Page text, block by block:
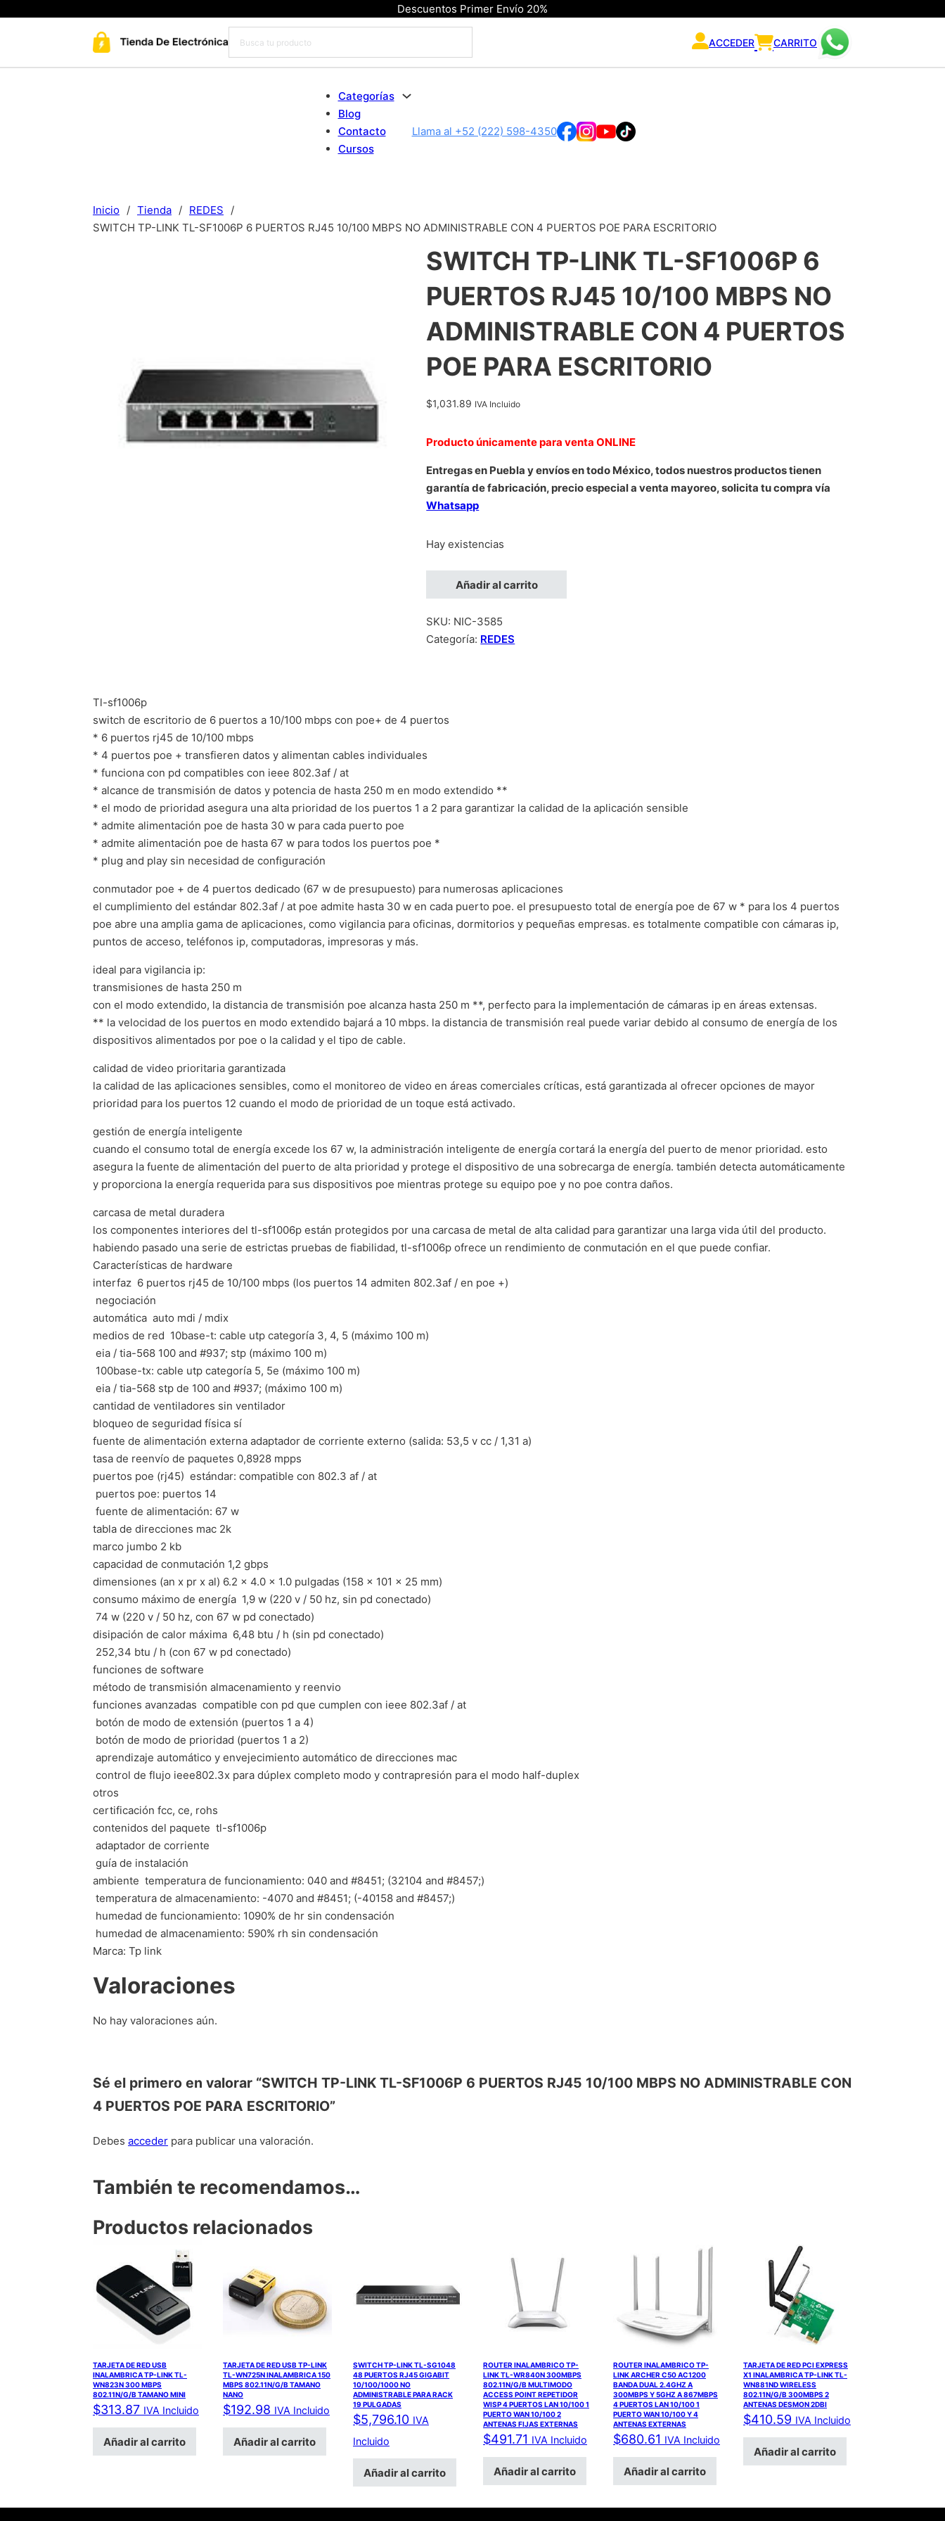
Descuentos Primer Envío 20%
ACCEDER CARRITO
Categorías
Blog
Contacto
Cursos
Llama al +52 (222) 598-4350
Inicio / Tienda / REDES
/
SWITCH TP-LINK TL-SF1006P 6 PUERTOS RJ45 10/100 MBPS NO ADMINISTRABLE CON 4 PUERTOS POE PARA ESCRITORIO
SWITCH TP-LINK TL-SF1006P 6
PUERTOS RJ45 10/100 MBPS NO
ADMINISTRABLE CON 4 PUERTOS
POE PARA ESCRITORIO
$1,031.89 IVA Incluido
Producto únicamente para venta ONLINE
Entregas en Puebla y envíos en todo México, todos nuestros productos tienen
garantía de fabricación, precio especial a venta mayoreo, solicita tu compra vía
Whatsapp
Hay existencias
SWITCH TP-LINK TL-SF1006P 6 PUERTOS RJ45 10/100 MBPS NO ADMINISTRABLE CON 4 PUERTOS
Añadir al carrito
SKU: NIC-3585
Categoría: REDES
Tl-sf1006p
switch de escritorio de 6 puertos a 10/100 mbps con poe+ de 4 puertos
* 6 puertos rj45 de 10/100 mbps
* 4 puertos poe + transfieren datos y alimentan cables individuales
* funciona con pd compatibles con ieee 802.3af / at
* alcance de transmisión de datos y potencia de hasta 250 m en modo extendido **
* el modo de prioridad asegura una alta prioridad de los puertos 1 a 2 para garantizar la calidad de la aplicación sensible
* admite alimentación poe de hasta 30 w para cada puerto poe
* admite alimentación poe de hasta 67 w para todos los puertos poe *
* plug and play sin necesidad de configuración
conmutador poe + de 4 puertos dedicado (67 w de presupuesto) para numerosas aplicaciones
el cumplimiento del estándar 802.3af / at poe admite hasta 30 w en cada puerto poe. el presupuesto total de energía poe de 67 w * para los 4 puertos
poe abre una amplia gama de aplicaciones, como vigilancia para oficinas, dormitorios y pequeñas empresas. es totalmente compatible con cámaras ip,
puntos de acceso, teléfonos ip, computadoras, impresoras y más.
ideal para vigilancia ip:
transmisiones de hasta 250 m
con el modo extendido, la distancia de transmisión poe alcanza hasta 250 m **, perfecto para la implementación de cámaras ip en áreas extensas.
** la velocidad de los puertos en modo extendido bajará a 10 mbps. la distancia de transmisión real puede variar debido al consumo de energía de los
dispositivos alimentados por poe o la calidad y el tipo de cable.
calidad de video prioritaria garantizada
la calidad de las aplicaciones sensibles, como el monitoreo de video en áreas comerciales críticas, está garantizada al ofrecer opciones de mayor
prioridad para los puertos 12 cuando el modo de prioridad de un toque está activado.
gestión de energía inteligente
cuando el consumo total de energía excede los 67 w, la administración inteligente de energía cortará la energía del puerto de menor prioridad. esto
asegura la fuente de alimentación del puerto de alta prioridad y protege el dispositivo de una sobrecarga de energía. también detecta automáticamente
y proporciona la energía requerida para sus dispositivos poe mientras protege su equipo poe y no poe contra daños.
carcasa de metal duradera
los componentes interiores del tl-sf1006p están protegidos por una carcasa de metal de alta calidad para garantizar una larga vida útil del producto.
habiendo pasado una serie de estrictas pruebas de fiabilidad, tl-sf1006p ofrece un rendimiento de conmutación en el que puede confiar.
Características de hardware
interfaz  6 puertos rj45 de 10/100 mbps (los puertos 14 admiten 802.3af / en poe +)
 negociación
automática  auto mdi / mdix
medios de red  10base-t: cable utp categoría 3, 4, 5 (máximo 100 m)
 eia / tia-568 100 and #937; stp (máximo 100 m)
 100base-tx: cable utp categoría 5, 5e (máximo 100 m)
 eia / tia-568 stp de 100 and #937; (máximo 100 m)
cantidad de ventiladores sin ventilador
bloqueo de seguridad física sí
fuente de alimentación externa adaptador de corriente externo (salida: 53,5 v cc / 1,31 a)
tasa de reenvío de paquetes 0,8928 mpps
puertos poe (rj45)  estándar: compatible con 802.3 af / at
 puertos poe: puertos 14
 fuente de alimentación: 67 w
tabla de direcciones mac 2k
marco jumbo 2 kb
capacidad de conmutación 1,2 gbps
dimensiones (an x pr x al) 6.2 x 4.0 x 1.0 pulgadas (158 x 101 x 25 mm)
consumo máximo de energía  1,9 w (220 v / 50 hz, sin pd conectado)
 74 w (220 v / 50 hz, con 67 w pd conectado)
disipación de calor máxima  6,48 btu / h (sin pd conectado)
 252,34 btu / h (con 67 w pd conectado)
funciones de software
método de transmisión almacenamiento y reenvio
funciones avanzadas  compatible con pd que cumplen con ieee 802.3af / at
 botón de modo de extensión (puertos 1 a 4)
 botón de modo de prioridad (puertos 1 a 2)
 aprendizaje automático y envejecimiento automático de direcciones mac
 control de flujo ieee802.3x para dúplex completo modo y contrapresión para el modo half-duplex
otros
certificación fcc, ce, rohs
contenidos del paquete  tl-sf1006p
 adaptador de corriente
 guía de instalación
ambiente  temperatura de funcionamiento: 040 and #8451; (32104 and #8457;)
 temperatura de almacenamiento: -4070 and #8451; (-40158 and #8457;)
 humedad de funcionamiento: 1090% de hr sin condensación
 humedad de almacenamiento: 590% rh sin condensación
Marca: Tp link
Valoraciones
No hay valoraciones aún.
Sé el primero en valorar “SWITCH TP-LINK TL-SF1006P 6 PUERTOS RJ45 10/100 MBPS NO ADMINISTRABLE CON
4 PUERTOS POE PARA ESCRITORIO”
Debes acceder para publicar una valoración.
También te recomendamos…
Productos relacionados
TARJETA DE RED USB
INALAMBRICA TP-LINK TL-
WN823N 300 MBPS
802.11N/G/B TAMANO MINI
$313.87 IVA Incluido
Añadir al carrito
TARJETA DE RED USB TP-LINK
TL-WN725N INALAMBRICA 150
MBPS 802.11N/G/B TAMANO
NANO
$192.98 IVA Incluido
Añadir al carrito
SWITCH TP-LINK TL-SG1048
48 PUERTOS RJ45 GIGABIT
10/100/1000 NO
ADMINISTRABLE PARA RACK
19 PULGADAS
$5,796.10 IVA
Incluido
Añadir al carrito
ROUTER INALAMBRICO TP-
LINK TL-WR840N 300MBPS
802.11N/G/B MULTIMODO
ACCESS POINT REPETIDOR
WISP 4 PUERTOS LAN 10/100 1
PUERTO WAN 10/100 2
ANTENAS FIJAS EXTERNAS
$491.71 IVA Incluido
Añadir al carrito
ROUTER INALAMBRICO TP-
LINK ARCHER C50 AC1200
BANDA DUAL 2.4GHZ A
300MBPS Y 5GHZ A 867MBPS
4 PUERTOS LAN 10/100 1
PUERTO WAN 10/100 Y 4
ANTENAS EXTERNAS
$680.61 IVA Incluido
Añadir al carrito
TARJETA DE RED PCI EXPRESS
X1 INALAMBRICA TP-LINK TL-
WN881ND WIRELESS
802.11N/G/B 300MBPS 2
ANTENAS DESMON 2DBI
$410.59 IVA Incluido
Añadir al carrito